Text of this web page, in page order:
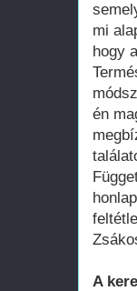
mi
hogy
én
A